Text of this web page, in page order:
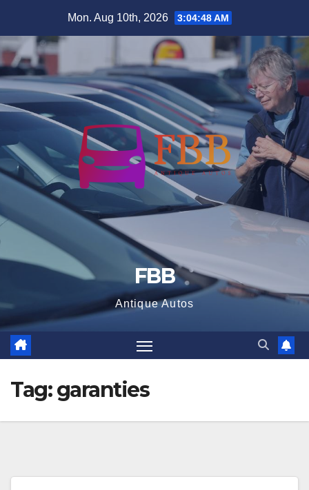
content
Mon. Aug 10th, 2026 3:04:49 AM
FBB
Antique Autos
Tag:garanties